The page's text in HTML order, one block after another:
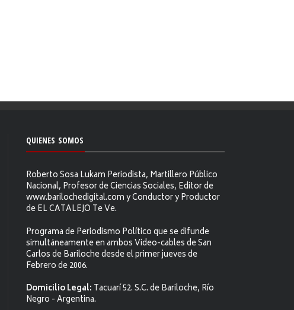
QUIENES SOMOS
Roberto Sosa Lukam Periodista, Martillero Público
Nacional, Profesor de Ciencias Sociales, Editor de
www.barilochedigital.com y Conductor y Productor
de EL CATALEJO Te Ve.
Programa de Periodismo Político que se difunde
simultáneamente en ambos Video-cables de San
Carlos de Bariloche desde el primer jueves de
Febrero de 2006.
Domicilio Legal: Tacuarí 52. S.C. de Bariloche, Río
Negro - Argentina.